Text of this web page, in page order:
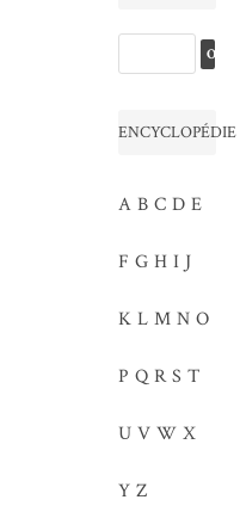
ENCYCLOPÉDIE
A B C D E
F G H I J
K L M N O
P Q R S T
U V W X
Y Z